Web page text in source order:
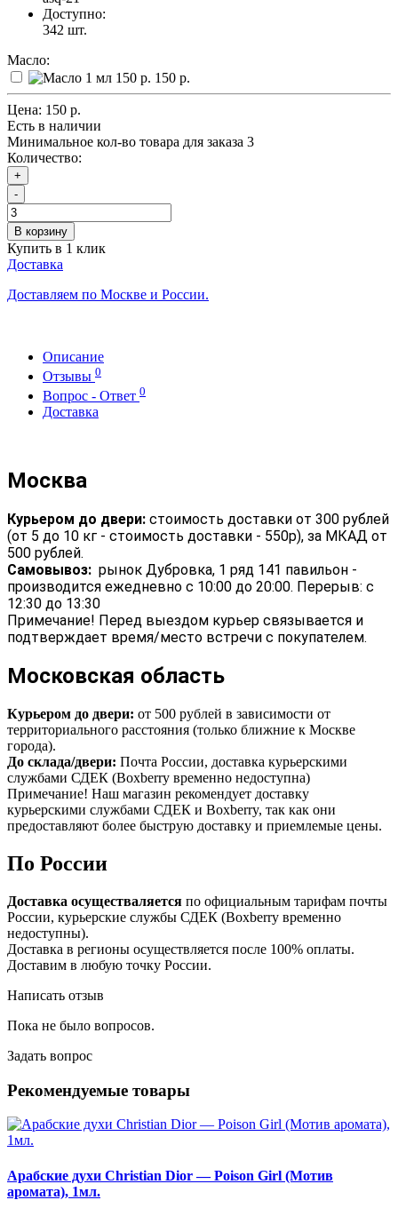
Доступно:
342 шт.
Масло:
150 р.
Цена: 150 р.
Есть в наличии
Минимальное кол-во товара для заказа 3
Количество:
+
-
В корзину
Купить в 1 клик
Доставка
Доставляем по Москве и России.
Описание
Отзывы 0
Вопрос - Ответ 0
Доставка
Москва
Курьером до двери: стоимость доставки от 300 рублей
(от 5 до 10 кг - стоимость доставки - 550р), за МКАД от
500 рублей.
Самовывоз: рынок Дубровка, 1 ряд 141 павильон -
производится ежедневно с 10:00 до 20:00. Перерыв: с
12:30 до 13:30
Примечание! Перед выездом курьер связывается и
подтверждает время/место встречи с покупателем.
Московская область
Курьером до двери: от 500 рублей в зависимости от
территориального расстояния (только ближние к Москве
города).
До склада/двери: Почта России, доставка курьерскими
службами СДЕК (Boxberry временно недоступна)
Примечание! Наш магазин рекомендует доставку
курьерскими службами СДЕК и Boxberry, так как они
предоставляют более быструю доставку и приемлемые цены.
По России
Доставка осуществаляется по официальным тарифам почты
России, курьерские службы СДЕК (Boxberry временно
недоступны).
Доставка в регионы осуществляется после 100% оплаты.
Доставим в любую точку России.
Написать отзыв
Пока не было вопросов.
Задать вопрос
Рекомендуемые товары
Арабские духи Christian Dior — Poison Girl (Мотив
аромата), 1мл.